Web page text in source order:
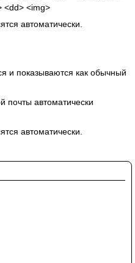
<dd> <img>
автоматически.
и показываются как обычный
почты автоматически
автоматически.